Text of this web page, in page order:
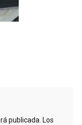
publicada. Los